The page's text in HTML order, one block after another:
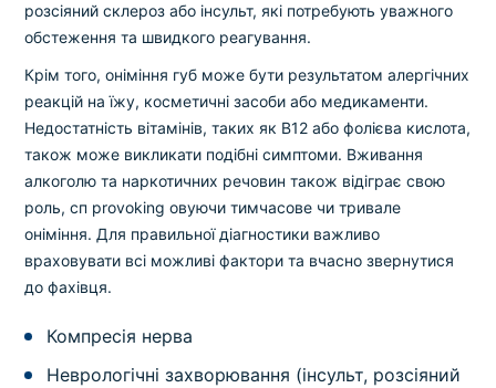
розсіяний склероз або інсульт, які потребують уважного
обстеження та швидкого реагування.
Крім того, оніміння губ може бути результатом алергічних
реакцій на їжу, косметичні засоби або медикаменти.
Недостатність вітамінів, таких як B12 або фолієва кислота,
також може викликати подібні симптоми. Вживання
алкоголю та наркотичних речовин також відіграє свою
роль, сп provoking овуючи тимчасове чи тривале
оніміння. Для правильної діагностики важливо
враховувати всі можливі фактори та вчасно звернутися
до фахівця.
Компресія нерва
Неврологічні захворювання (інсульт, розсіяний